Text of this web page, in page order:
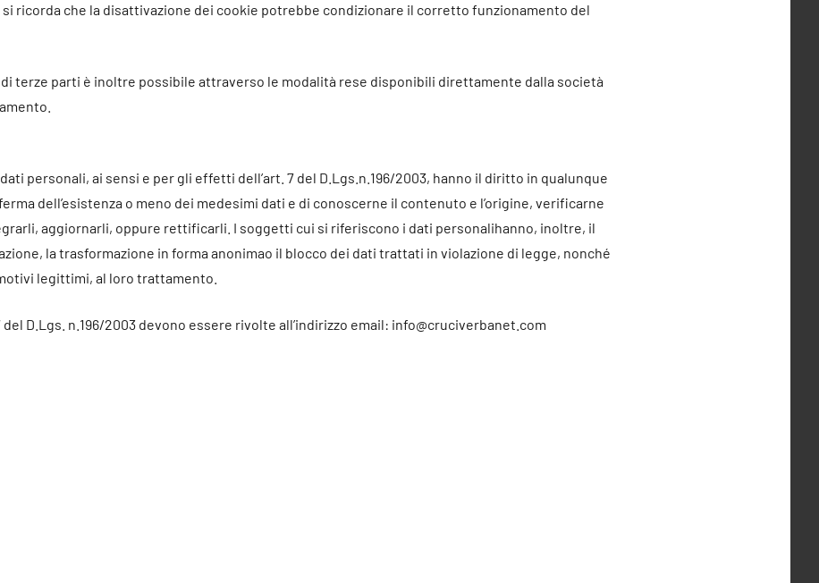
ricorda che la disattivazione dei cookie potrebbe condizionare il corretto funzionamento del
terze parti è inoltre possibile attraverso le modalità rese disponibili direttamente dalla società
personali, ai sensi e per gli effetti dell’art. 7 del D.Lgs.n.196/2003, hanno il diritto in qualunque
dell’esistenza o meno dei medesimi dati e di conoscerne il contenuto e l’origine, verificarne
aggiornarli, oppure rettificarli. I soggetti cui si riferiscono i dati personalihanno, inoltre, il
la trasformazione in forma anonimao il blocco dei dati trattati in violazione di legge, nonché
legittimi, al loro trattamento.
D.Lgs. n.196/2003 devono essere rivolte all’indirizzo email: info@cruciverbanet.com